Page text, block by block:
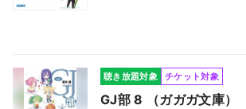
聴き放題対象 チケット対象
GJ部 8 （ガガガ文庫）